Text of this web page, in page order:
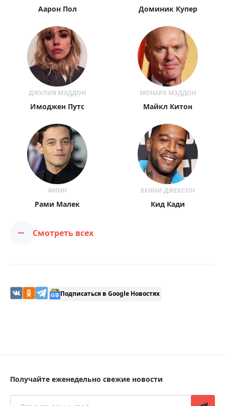
Аарон Пол Доминик Купер
ДЖУЛИЯ МЭДДОН
Имоджен Путс
МОНАРХ МЭДДОН
Майкл Китон
ФИНН
Рами Малек
БЕННИ ДЖЕКСОН
Кид Кади
Смотреть всех
Подписаться в Google Новостях
Получайте еженедельно свежие новости